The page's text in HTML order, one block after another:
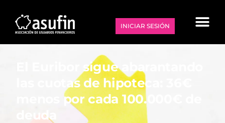
INICIAR SESIÓN
El Euribor sigue abarantando
las cuotas de hipoteca: 36€
menos por cada 100.000€ de
deuda